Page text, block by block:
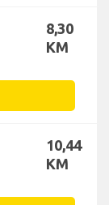
8,30
KM
10,44
KM